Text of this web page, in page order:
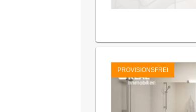
PROVISIONSFREI